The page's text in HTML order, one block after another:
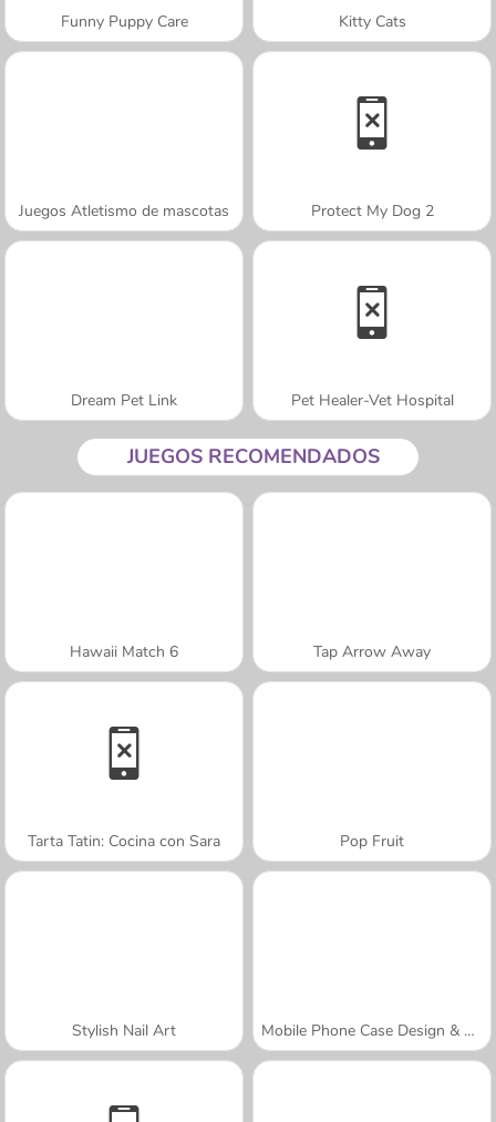
Funny Puppy Care Kitty Cats
Juegos Atletismo de mascotas Protect My Dog 2
Dream Pet Link Pet Healer-Vet Hospital
JUEGOS RECOMENDADOS
Hawaii Match 6 Tap Arrow Away
Tarta Tatin: Cocina con Sara Pop Fruit
Stylish Nail Art Mobile Phone Case Design & DIY